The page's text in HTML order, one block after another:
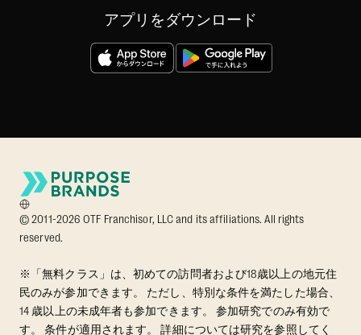
アプリをダウンロード
© 2011-2026 OTF Franchisor, LLC and its affiliations. All rights
reserved.
※「無料クラス」は、初めての訪問者および18歳以上の地元住
民のみが参加できます。 ただし、特別な条件を満たした場合、
14 歳以上の未成年者も参加できます。 参加研究でのみ有効で
す。 条件が適用されます。 詳細については研究を参照してく